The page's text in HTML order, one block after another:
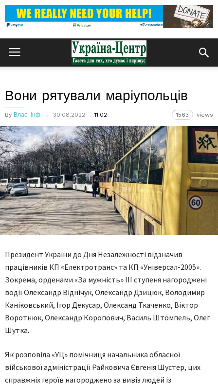
Вони рятували маріупольців
By Влас. інф. 30.08.2022 11:02 1563 views
Президент України до Дня Незалежності відзначив
працівників КП «Електротранс» та КП «Універсал-2005».
Зокрема, орденами «За мужність» ІІІ ступеня нагороджені
водії Олександр Віднічук, Олександр Дзицюк, Володимир
Каніковський, Ігор Декусар, Олександ Ткаченко, Віктор
Воротнюк, Олександр Коропович, Василь Штомпель, Олег
Шутка.
Як розповіла «УЦ» помічниця начальника обласної
військової адміністрації Райковича Євгенія Шустер, цих
справжніх героїв нагороджено за вивіз людей із